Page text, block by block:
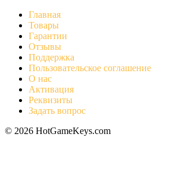
Главная
Товары
Гарантии
Отзывы
Поддержка
Пользовательское соглашение
О нас
Активация
Реквизиты
Задать вопрос
© 2026 HotGameKeys.com